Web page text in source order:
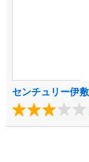
センチュリー伊敷